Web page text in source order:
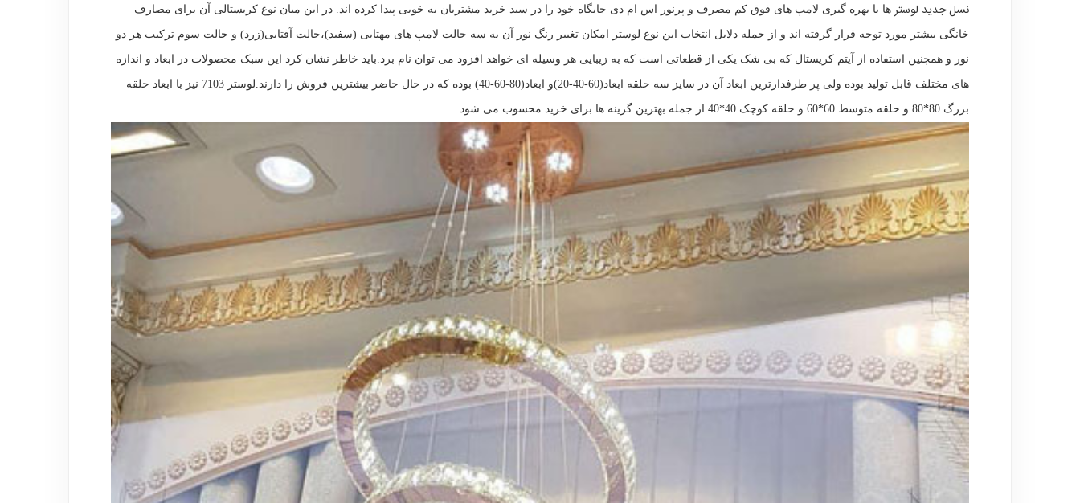
نسل جدید لوستر ها با بهره گیری لامپ های فوق کم مصرف و پرنور اس ام دی جایگاه خود را در سبد خرید مشتریان به خوبی پیدا کرده اند. در این میان نوع کریستالی آن برای مصارف
خانگی بیشتر مورد توجه قرار گرفته اند و از جمله دلایل انتخاب این نوع لوستر امکان تغییر رنگ نور آن به سه حالت لامپ های مهتابی (سفید)،حالت آفتابی(زرد) و حالت سوم ترکیب هر دو
نور و همچنین استفاده از آیتم کریستال که بی شک یکی از قطعاتی است که به زیبایی هر وسیله ای خواهد افزود می توان نام برد.باید خاطر نشان کرد این سبک محصولات در ابعاد و اندازه
های مختلف قابل تولید بوده ولی پر طرفدارترین ابعاد آن در سایز سه حلقه ابعاد(60-40-20)و ابعاد(80-60-40) بوده که در حال حاضر بیشترین فروش را دارند.لوستر 7103 نیز با ابعاد حلقه
بزرگ 80*80 و حلقه متوسط 60*60 و حلقه کوچک 40*40 از جمله بهترین گزینه ها برای خرید محسوب می شود